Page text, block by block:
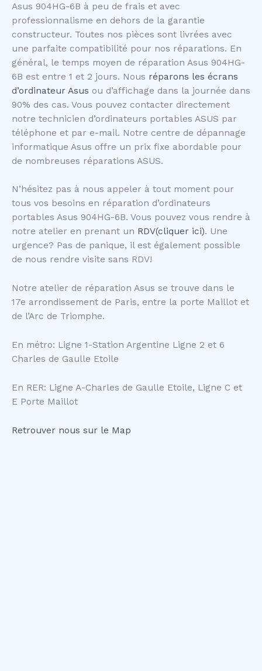
Asus 904HG-6B à peu de frais et avec
professionnalisme en dehors de la garantie
constructeur. Toutes nos pièces sont livrées avec
une parfaite compatibilité pour nos réparations. En
général, le temps moyen de réparation Asus 904HG-
6B est entre 1 et 2 jours. Nous réparons les écrans
d’ordinateur Asus ou d’affichage dans la journée dans
90% des cas. Vous pouvez contacter directement
notre technicien d’ordinateurs portables ASUS par
téléphone et par e-mail. Notre centre de dépannage
informatique Asus offre un prix fixe abordable pour
de nombreuses réparations ASUS.
N’hésitez pas à nous appeler à tout moment pour
tous vos besoins en réparation d’ordinateurs
portables Asus 904HG-6B. Vous pouvez vous rendre à
notre atelier en prenant un RDV(cliquer ici). Une
urgence? Pas de panique, il est également possible
de nous rendre visite sans RDV!
Notre atelier de réparation Asus se trouve dans le
17e arrondissement de Paris, entre la porte Maillot et
de l’Arc de Triomphe.
En métro: Ligne 1-Station Argentine Ligne 2 et 6
Charles de Gaulle Etoile
En RER: Ligne A-Charles de Gaulle Etoile, Ligne C et
E Porte Maillot
Retrouver nous sur le Map